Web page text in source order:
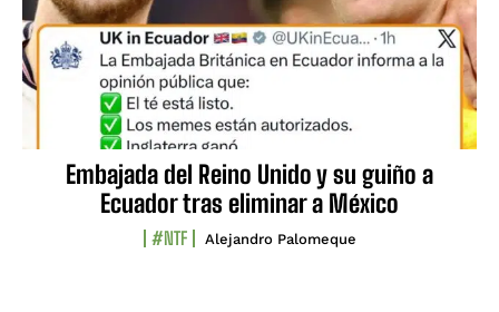
Embajada del Reino Unido y su guiño a
Ecuador tras eliminar a México
#NTF Alejandro Palomeque